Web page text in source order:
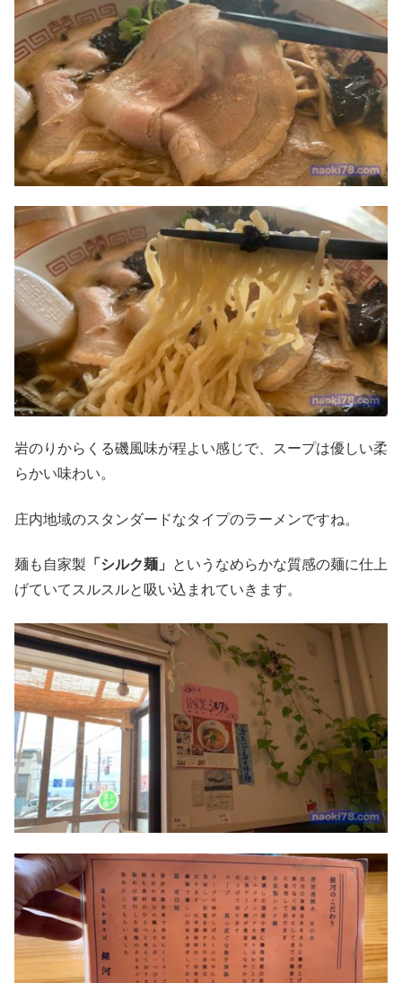
岩のりからくる磯風味が程よい感じで、スープは優しい柔
らかい味わい。
庄内地域のスタンダードなタイプのラーメンですね。
麺も自家製 「シルク麺」
というなめらかな質感の麺に仕上
げていてスルスルと吸い込まれていきます。